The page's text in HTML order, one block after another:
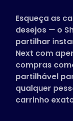
Esqueça as
desejos — o
partilhar
Next com
compras
partilhável
qualquer
carrinho